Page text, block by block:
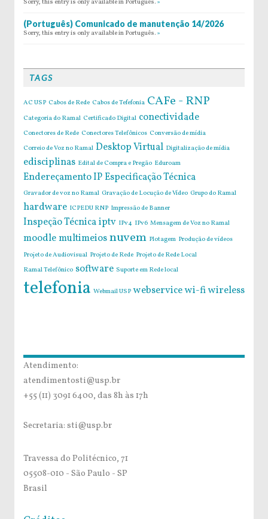
Sorry, this entry is only available in Português. »
(Português) Comunicado de manutenção 14/2026
Sorry, this entry is only available in Português. »
TAGS
AC USP Cabos de Rede Cabos de Tefefonia CAFe - RNP
Categoria do Ramal Certificado Digital conectividade
Conectores de Rede Conectores Telefônicos Conversão de mídia
Correio de Voz no Ramal Desktop Virtual Digitalização de mídia
edisciplinas Edital de Compra e Pregão Eduroam
Endereçamento IPEspecificação Técnica
Gravador de voz no Ramal Gravação de Locução de Vídeo Grupo do Ramal
hardware ICPEDU RNP Impressão de Banner
Inspeção Técnicaiptv IPv4 IPv6 Mensagem de Voz no Ramal
moodlemultimeiosnuvem Plotagem Produção de vídeos
Projeto de Audiovisual Projeto de Rede Projeto de Rede Local
Ramal Telefônico software Suporte em Rede local
telefonia Webmail USP webservicewi-fiwireless
Atendimento:
atendimentosti@usp.br
+55 (11) 3091 6400, das 8h às 17h
Secretaria: sti@usp.br
Travessa do Politécnico, 71
05508-010 - São Paulo - SP
Brasil